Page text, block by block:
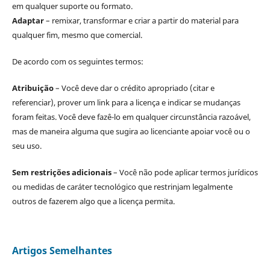
em qualquer suporte ou formato.
Adaptar– remixar, transformar e criar a partir do material para
qualquer fim, mesmo que comercial.
De acordo com os seguintes termos:
Atribuição– Você deve dar o crédito apropriado (citar e
referenciar), prover um link para a licença e indicar se mudanças
foram feitas. Você deve fazê-lo em qualquer circunstância razoável,
mas de maneira alguma que sugira ao licenciante apoiar você ou o
seu uso.
Sem restrições adicionais– Você não pode aplicar termos jurídicos
ou medidas de caráter tecnológico que restrinjam legalmente
outros de fazerem algo que a licença permita.
Artigos Semelhantes